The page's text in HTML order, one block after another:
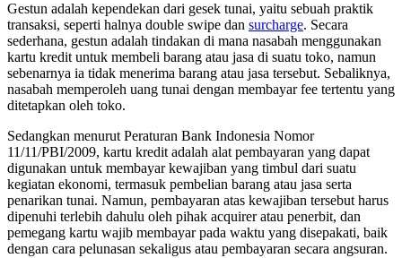
Gestun adalah kependekan dari gesek tunai, yaitu sebuah praktik
transaksi, seperti halnya double swipe dan surcharge. Secara
sederhana, gestun adalah tindakan di mana nasabah menggunakan
kartu kredit untuk membeli barang atau jasa di suatu toko, namun
sebenarnya ia tidak menerima barang atau jasa tersebut. Sebaliknya,
nasabah memperoleh uang tunai dengan membayar fee tertentu yang
ditetapkan oleh toko.
Sedangkan menurut Peraturan Bank Indonesia Nomor
11/11/PBI/2009, kartu kredit adalah alat pembayaran yang dapat
digunakan untuk membayar kewajiban yang timbul dari suatu
kegiatan ekonomi, termasuk pembelian barang atau jasa serta
penarikan tunai. Namun, pembayaran atas kewajiban tersebut harus
dipenuhi terlebih dahulu oleh pihak acquirer atau penerbit, dan
pemegang kartu wajib membayar pada waktu yang disepakati, baik
dengan cara pelunasan sekaligus atau pembayaran secara angsuran.